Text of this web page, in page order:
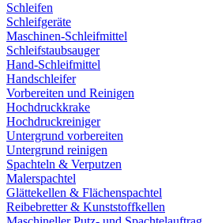
Schleifen
Schleifgeräte
Maschinen-Schleifmittel
Schleifstaubsauger
Hand-Schleifmittel
Handschleifer
Vorbereiten und Reinigen
Hochdruckkrake
Hochdruckreiniger
Untergrund vorbereiten
Untergrund reinigen
Spachteln & Verputzen
Malerspachtel
Glättekellen & Flächenspachtel
Reibebretter & Kunststoffkellen